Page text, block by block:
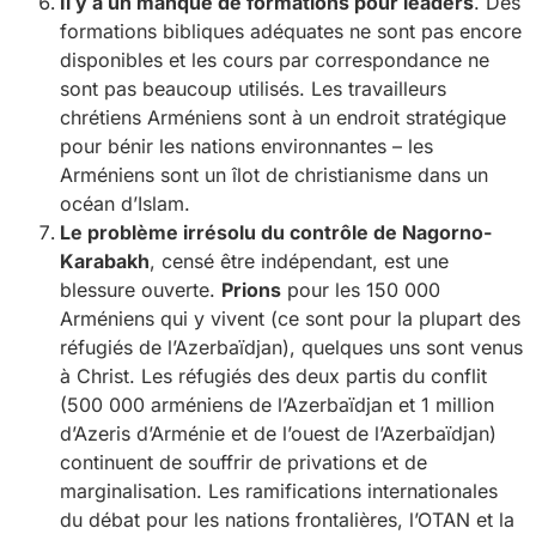
formations bibliques adéquates ne sont pas encore
disponibles et les cours par correspondance ne
sont pas beaucoup utilisés. Les travailleurs
chrétiens Arméniens sont à un endroit stratégique
pour bénir les nations environnantes – les
Arméniens sont un îlot de christianisme dans un
océan d’Islam.
Le problème irrésolu du contrôle de Nagorno-
Karabakh, censé être indépendant, est une
blessure ouverte. Prions pour les 150 000
Arméniens qui y vivent (ce sont pour la plupart des
réfugiés de l’Azerbaïdjan), quelques uns sont venus
à Christ. Les réfugiés des deux partis du conflit
(500 000 arméniens de l’Azerbaïdjan et 1 million
d’Azeris d’Arménie et de l’ouest de l’Azerbaïdjan)
continuent de souffrir de privations et de
marginalisation. Les ramifications internationales
du débat pour les nations frontalières, l’OTAN et la